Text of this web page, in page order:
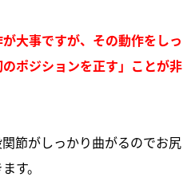
大事ですが、その動作をしっ
ポジションを正す」 ことが非
節がしっかり曲がるのでお尻
す。